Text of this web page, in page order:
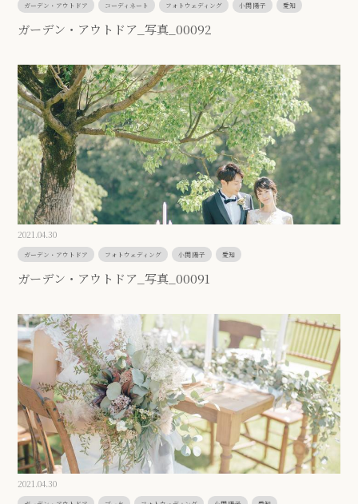
ガーデン・アウトドア コーディネート フォトウェディング 小関 陽子 愛知
ガーデン・アウトドア_写真_00092
2021.04.30
ガーデン・アウトドア フォトウェディング 小関 陽子 愛知
ガーデン・アウトドア_写真_00091
2021.04.30